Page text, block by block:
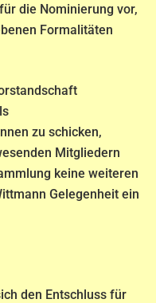
die Nominierung vor,
Formalitäten
zu schicken,
Mitgliedern
keine weiteren
Gelegenheit ein
den Entschluss für